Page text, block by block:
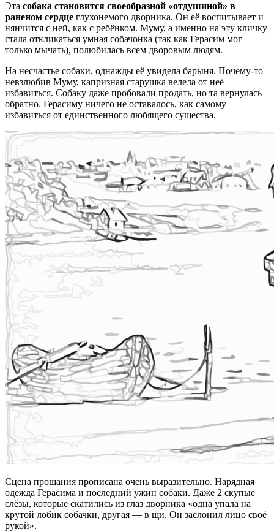
Эта собака становится своеобразной «отдушиной» в
раненом сердце глухонемого дворника. Он её воспитывает и
нянчится с ней, как с ребёнком. Муму, а именно на эту кличку
стала откликаться умная собачонка (так как Герасим мог
только мычать), полюбилась всем дворовым людям.
На несчастье собаки, однажды её увидела барыня. Почему-то
невзлюбив Муму, капризная старушка велела от неё
избавиться. Собаку даже пробовали продать, но та вернулась
обратно. Герасиму ничего не оставалось, как самому
избавиться от единственного любящего существа.
Сцена прощания прописана очень выразительно. Нарядная
одежда Герасима и последний ужин собаки. Даже 2 скупые
слёзы, которые скатились из глаз дворника «одна упала на
крутой лобик собачки, другая — в щи. Он заслонил лицо своё
рукой».